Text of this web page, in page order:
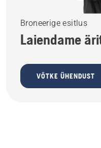
Broneerige esitlus
Laiendame
VÕTKE ÜHENDUST